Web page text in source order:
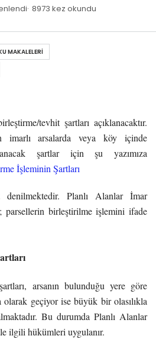
8973 kez okundu
tevhit şartları açıklanacaktır.
imarlı arsalarda veya köy içinde
şartlar için şu yazımıza
İşleminin Şartları
denilmektedir. Planlı Alanlar İmar
parsellerin birleştirilme işlemini ifade
arsanın bulunduğu yere göre
geçiyor ise büyük bir olasılıkla
Bu durumda Planlı Alanlar
ilgili hükümleri uygulanır.
MAKALELERI